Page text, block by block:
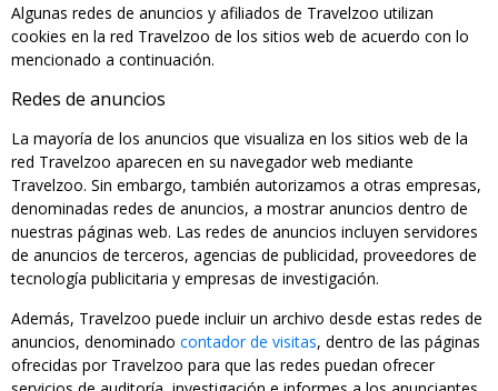
Algunas redes de anuncios y afiliados de Travelzoo utilizan
cookies en la red Travelzoo de los sitios web de acuerdo con lo
mencionado a continuación.
Redes de anuncios
La mayoría de los anuncios que visualiza en los sitios web de la
red Travelzoo aparecen en su navegador web mediante
Travelzoo. Sin embargo, también autorizamos a otras empresas,
denominadas redes de anuncios, a mostrar anuncios dentro de
nuestras páginas web. Las redes de anuncios incluyen servidores
de anuncios de terceros, agencias de publicidad, proveedores de
tecnología publicitaria y empresas de investigación.
Además, Travelzoo puede incluir un archivo desde estas redes de
anuncios, denominado contador de visitas, dentro de las páginas
ofrecidas por Travelzoo para que las redes puedan ofrecer